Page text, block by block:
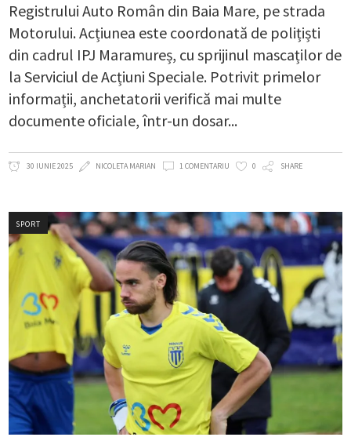
Registrului Auto Român din Baia Mare, pe strada
Motorului. Acțiunea este coordonată de polițiști
din cadrul IPJ Maramureș, cu sprijinul mascaților de
la Serviciul de Acțiuni Speciale. Potrivit primelor
informații, anchetatorii verifică mai multe
documente oficiale, într-un dosar
30 IUNIE 2025 NICOLETA MARIAN 1 COMENTARIU 0 SHARE
SPORT